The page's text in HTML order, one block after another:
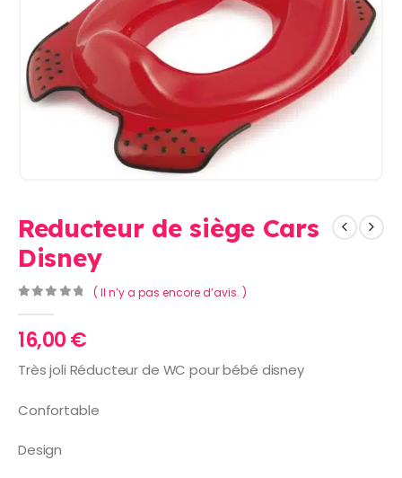
Reducteur de siège Cars
Disney
( Il n’y a pas encore d’avis. )
16,00€
Très joli Réducteur de WC pour bébé disney
Confortable
Design